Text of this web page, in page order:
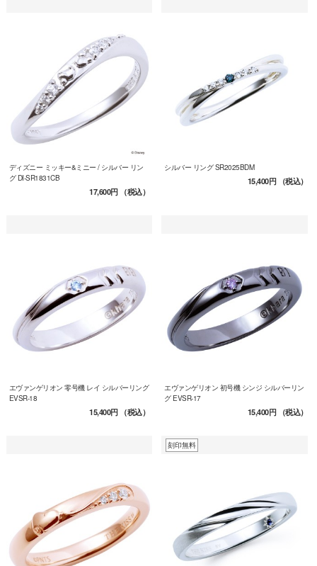
ディズニー ミッキー&ミニー / シルバー リン
グ DI-SR1831CB
17,600円（税込）
シルバー リング SR2025BDM
15,400円（税込）
エヴァンゲリオン 零号機 レイ シルバーリング
EVSR-18
15,400円（税込）
エヴァンゲリオン 初号機 シンジ シルバーリン
グ EVSR-17
15,400円（税込）
刻印無料